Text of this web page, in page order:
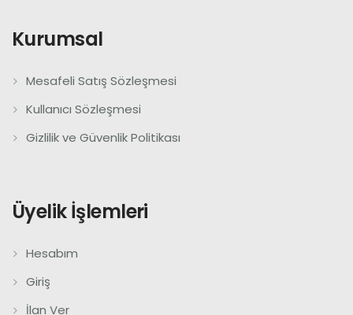
Kurumsal
Mesafeli Satış Sözleşmesi
Kullanıcı Sözleşmesi
Gizlilik ve Güvenlik Politikası
Üyelik İşlemleri
Hesabım
Giriş
İlan Ver